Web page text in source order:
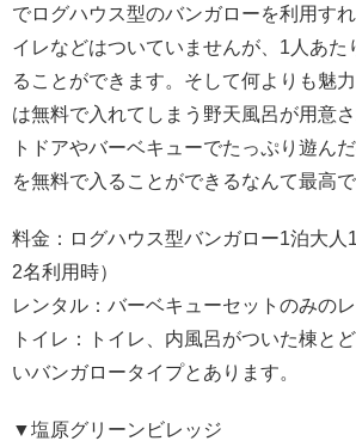
でログハウス型のバンガローを利用す
イレなどはついていませんが、1人あた
ることができます。そして何よりも魅
は無料で入れてしまう野天風呂が用意
トドアやバーベキューでたっぷり遊ん
を無料で入ることができるなんて最高で
料金：ログハウス型バンガロー1泊大人
2名利用時）
レンタル：バーベキューセットのみのレ
トイレ：トイレ、内風呂がついた棟と
いバンガロータイプとあります。
▼塩原グリーンビレッジ